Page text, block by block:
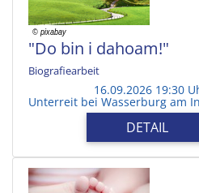
"Do bin i dahoam!"
Biografiearbeit
16.09.2026 19:30
Unterreit bei Wasserburg am
DETAIL